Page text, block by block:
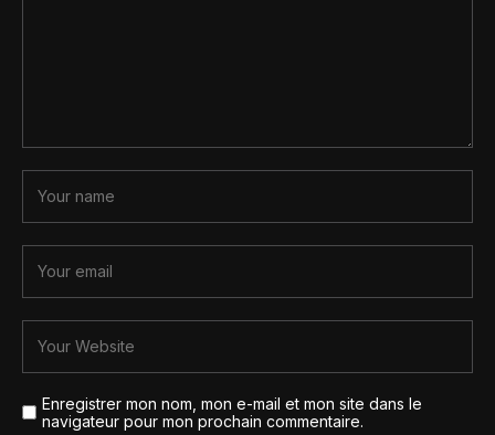
Enregistrer mon nom, mon e-mail et mon site dans le
navigateur pour mon prochain commentaire.